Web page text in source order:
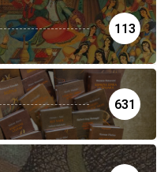
113
631